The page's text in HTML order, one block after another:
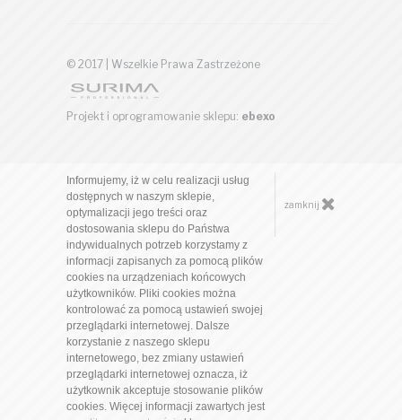
© 2017 | Wszelkie Prawa Zastrzeżone
Projekt i oprogramowanie sklepu: ebexo
Informujemy, iż w celu realizacji usług
dostępnych w naszym sklepie,
optymalizacji jego treści oraz
dostosowania sklepu do Państwa
indywidualnych potrzeb korzystamy z
informacji zapisanych za pomocą plików
cookies na urządzeniach końcowych
użytkowników. Pliki cookies można
kontrolować za pomocą ustawień swojej
przeglądarki internetowej. Dalsze
korzystanie z naszego sklepu
internetowego, bez zmiany ustawień
przeglądarki internetowej oznacza, iż
użytkownik akceptuje stosowanie plików
cookies. Więcej informacji zawartych jest
zamknij